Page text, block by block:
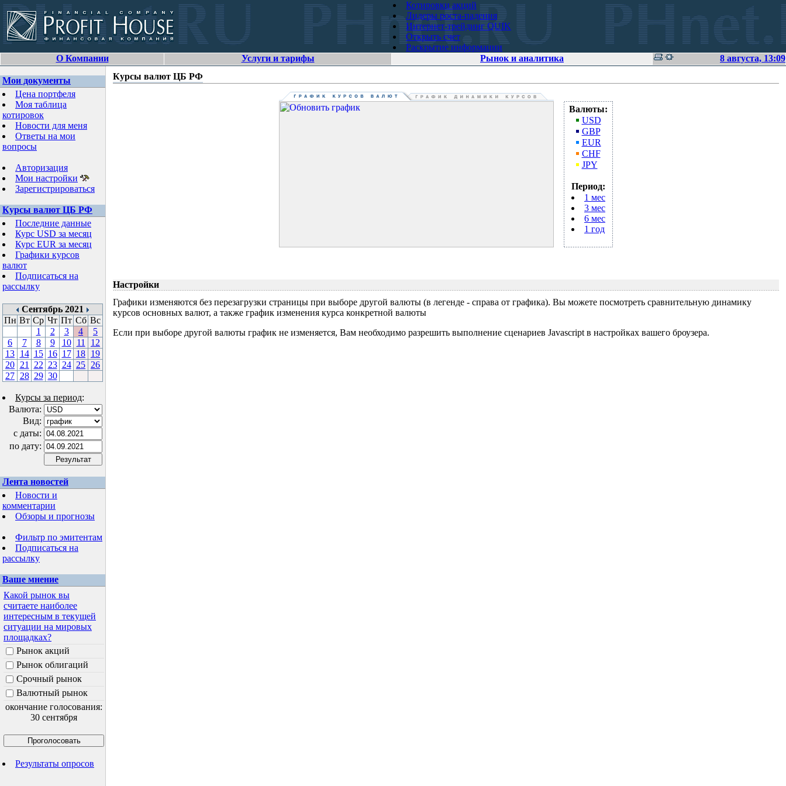
Котировки акций
Лидеры роста-падения
Интернет-трейдинг QUIK
Открыть счет
Раскрытие информации
О Компании
Услуги и тарифы Рынок и аналитика 8 августа, 13:09
Мои документы
Цена портфеля
Моя таблица
котировок
Новости для меня
Ответы на мои
вопросы
Авторизация
Мои настройки
Зарегистрироваться
Курсы валют ЦБ РФ
Последние данные
Курс USD за месяц
Курс EUR за месяц
Графики курсов
валют
Подписаться на
рассылку
Сентябрь 2021
Пн Вт Ср Чт Пт Сб Вс
1
2 3 4
5
6
7 8 9 10 11
12
13 14 15 16 17 18 19
20 21 22 23 24 25 26
27 28 29 30
Курсы за период:
Валюта:
Вид:
с даты:
по дату:
Лента новостей
Новости и
комментарии
Обзоры и прогнозы
Фильтр по эмитентам
Подписаться на
рассылку
Ваше мнение
Какой рынок вы
считаете наиболее
интересным в текущей
ситуации на мировых
площадках?
Рынок акций
Рынок облигаций
Срочный рынок
Валютный рынок
окончание голосования:
30 сентября
Результаты опросов
Курсы валют ЦБ РФ
Валюты:
USD
GBP
EUR
CHF
JPY
Период:
1 мес
3 мес
6 мес
1 год
Настройки
Графики изменяются без перезагрузки страницы при выборе другой валюты (в легенде - справа от графика). Вы можете посмотреть сравнительную динамику
курсов основных валют, а также график изменения курса конкретной валюты
Если при выборе другой валюты график не изменяется, Вам необходимо разрешить выполнение сценариев Javascript в настройках вашего броузера.